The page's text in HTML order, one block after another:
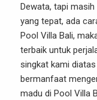
Dewata, tapi
yang tepat, ada
Pool Villa Bali,
terbaik untuk
singkat kami
bermanfaat
madu di Pool Villa